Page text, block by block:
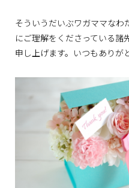
そういうだいぶワガママな
にご理解をくださっている諸
申し上げます。いつもありが